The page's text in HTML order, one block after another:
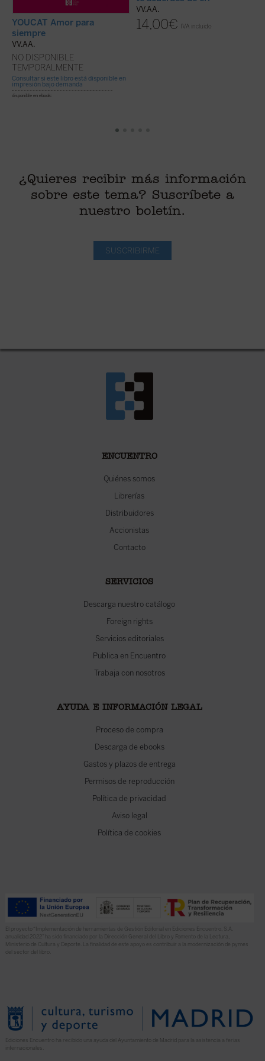
YOUCAT Amor para
siempre
VV.AA.
NO DISPONIBLE
TEMPORALMENTE
Consultar si este libro está disponible en
impresión bajo demanda
disponible en ebook:
VV.AA.
14,00€ IVA incluido
¿Quieres recibir más información
sobre este tema? Suscríbete a
nuestro boletín.
SUSCRIBIRME
ENCUENTRO
Quiénes somos
Librerías
Distribuidores
Accionistas
Contacto
SERVICIOS
Descarga nuestro catálogo
Foreign rights
Servicios editoriales
Publica en Encuentro
Trabaja con nosotros
AYUDA E INFORMACIÓN LEGAL
Proceso de compra
Descarga de ebooks
Gastos y plazos de entrega
Permisos de reproducción
Política de privacidad
Aviso legal
Política de cookies
El proyecto “Implementación de herramientas de Gestión Editorial en Ediciones Encuentro, S.A.
anualidad 2022” ha sido financiado por la Dirección General del Libro y Fomento de la Lectura,
Ministerio de Cultura y Deporte. La finalidad de este apoyo es contribuir a la modernización de pymes
del sector del libro.
Ediciones Encuentro ha recibido una ayuda del Ayuntamiento de Madrid para la asistencia a ferias